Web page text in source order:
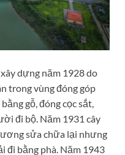
dựng năm 1928 do
trong vùng đóng góp
gỗ, đóng cọc sắt,
đi bộ. Năm 1931 cây
sửa chữa lại nhưng
đi bằng phà. Năm 1943